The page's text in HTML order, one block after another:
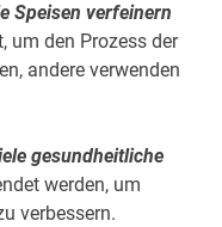
Speisen verfeinern
um den Prozess der
andere verwenden
gesundheitliche
werden, um
verbessern.